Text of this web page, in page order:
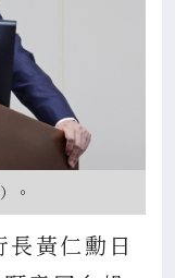
。
黃仁勳日